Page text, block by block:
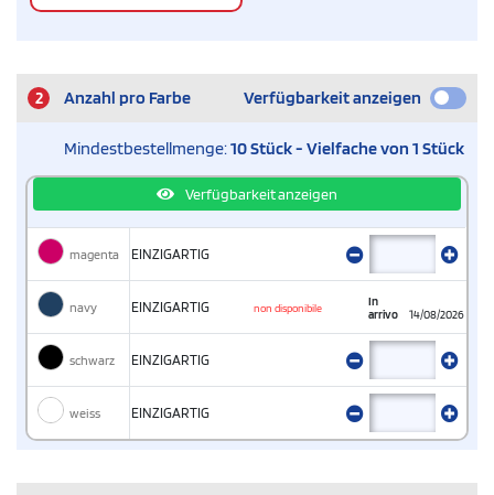
2 Anzahl pro Farbe Verfügbarkeit anzeigen
Mindestbestellmenge:10 Stück - Vielfache von 1 Stück
Verfügbarkeit anzeigen
magenta EINZIGARTIG
navy EINZIGARTIG non disponibile
In
arrivo
14/08/2026
schwarz EINZIGARTIG
weiss EINZIGARTIG